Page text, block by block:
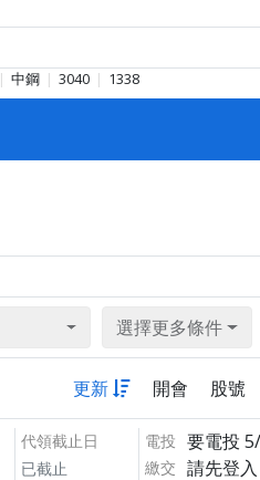
中鋼 3040 1338
選擇更多條件
更新 開會 股號
代領截止日
已截止
電投 要電投
繳交 請先登入